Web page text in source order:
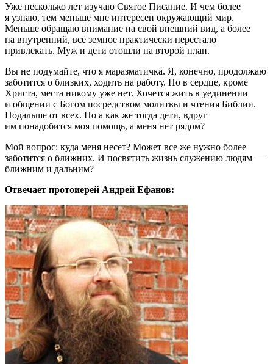
Уже несколько лет изучаю Святое Писание. И чем более
я узнаю, тем меньше мне интересен окружающий мир.
Меньше обращаю внимание на свой внешний вид, а более
на внутренний, всё земное практически перестало
привлекать. Муж и дети отошли на второй план.
Вы не подумайте, что я маразматичка. Я, конечно, продолжаю
заботится о близких, ходить на работу. Но в сердце, кроме
Христа, места никому уже нет. Хочется жить в уединении
и общении с Богом посредством молитвы и чтения Библии.
Подальше от всех. Но а как же тогда дети, вдруг
им понадобится моя помощь, а меня нет рядом?
Мой вопрос: куда меня несет? Может все же нужно более
заботится о ближних. И посвятить жизнь служению людям —
ближним и дальним?
Отвечает протоиерей Андрей Ефанов: